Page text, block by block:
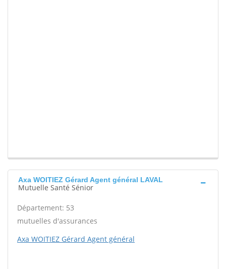
Axa WOITIEZ Gérard Agent général LAVAL
Mutuelle Santé Sénior
Département: 53
mutuelles d'assurances
Axa WOITIEZ Gérard Agent général